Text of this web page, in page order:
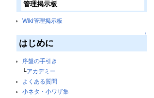
管理掲示板
Wiki管理掲示板
↑
はじめに
序盤の手引き
└アカデミー
よくある質問
小ネタ・小ワザ集